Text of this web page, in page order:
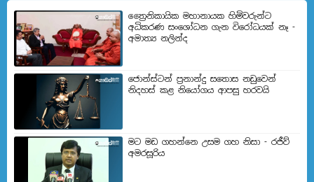
ත්‍රෛනිකායික මහානායක හිමිවරුන්ට
අධිකරණ සංශෝධන ගැන විරෝධයක් නෑ -
අමාත්‍ය නලින්ද
ජොන්ස්ටන් ප්‍රනාන්දු සතොස නඩුවෙන්
නිදහස් කළ නියෝගය ආපසු හරවයි
මට මඩ ගහන්නෙ උසම ගහ නිසා - රජීව්
අමරසූරිය